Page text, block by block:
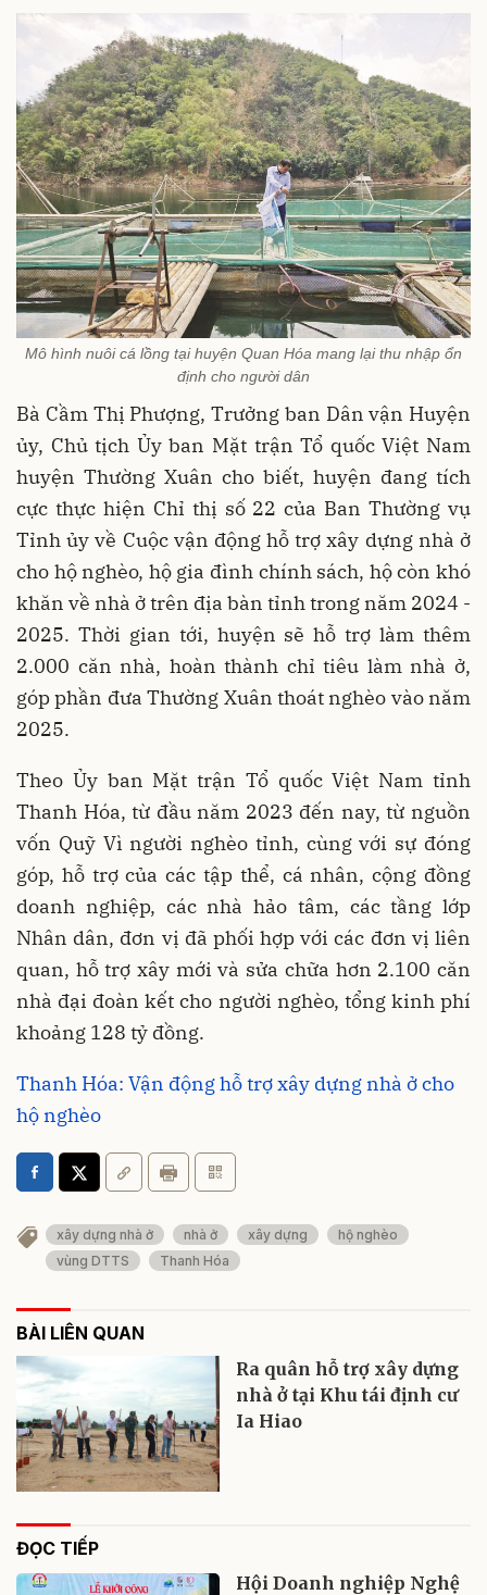
Mô hình nuôi cá lồng tại huyện Quan Hóa mang lại thu nhập ổn
định cho người dân
Bà Cầm Thị Phượng, Trưởng ban Dân vận Huyện
ủy, Chủ tịch Ủy ban Mặt trận Tổ quốc Việt Nam
huyện Thường Xuân cho biết, huyện đang tích
cực thực hiện Chỉ thị số 22 của Ban Thường vụ
Tỉnh ủy về Cuộc vận động hỗ trợ xây dựng nhà ở
cho hộ nghèo, hộ gia đình chính sách, hộ còn khó
khăn về nhà ở trên địa bàn tỉnh trong năm 2024 -
2025. Thời gian tới, huyện sẽ hỗ trợ làm thêm
2.000 căn nhà, hoàn thành chỉ tiêu làm nhà ở,
góp phần đưa Thường Xuân thoát nghèo vào năm
2025.
Theo Ủy ban Mặt trận Tổ quốc Việt Nam tỉnh
Thanh Hóa, từ đầu năm 2023 đến nay, từ nguồn
vốn Quỹ Vì người nghèo tỉnh, cùng với sự đóng
góp, hỗ trợ của các tập thể, cá nhân, cộng đồng
doanh nghiệp, các nhà hảo tâm, các tầng lớp
Nhân dân, đơn vị đã phối hợp với các đơn vị liên
quan, hỗ trợ xây mới và sửa chữa hơn 2.100 căn
nhà đại đoàn kết cho người nghèo, tổng kinh phí
khoảng 128 tỷ đồng.
Thanh Hóa: Vận động hỗ trợ xây dựng nhà ở cho
hộ nghèo
xây dựng nhà ở nhà ở xây dựng
hộ nghèo
vùng DTTS
Thanh Hóa
BÀI LIÊN QUAN
Ra quân hỗ trợ xây dựng
nhà ở tại Khu tái định cư
Ia Hiao
ĐỌC TIẾP
Hội Doanh nghiệp Nghệ